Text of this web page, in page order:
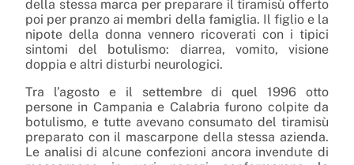
della stessa marca per preparare il tiramisù offerto
poi per pranzo ai membri della famiglia. Il figlio e la
nipote della donna vennero ricoverati con i tipici
sintomi del botulismo: diarrea, vomito, visione
doppia e altri disturbi neurologici.
Tra l’agosto e il settembre di quel 1996 otto
persone in Campania e Calabria furono colpite da
botulismo, e tutte avevano consumato del tiramisù
preparato con il mascarpone della stessa azienda.
Le analisi di alcune confezioni ancora invendute di